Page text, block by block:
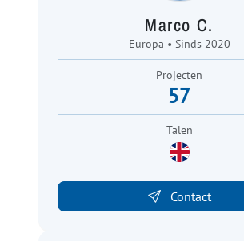
Marco C.
Europa • Sinds 2020
Projecten
57
Talen
Contact